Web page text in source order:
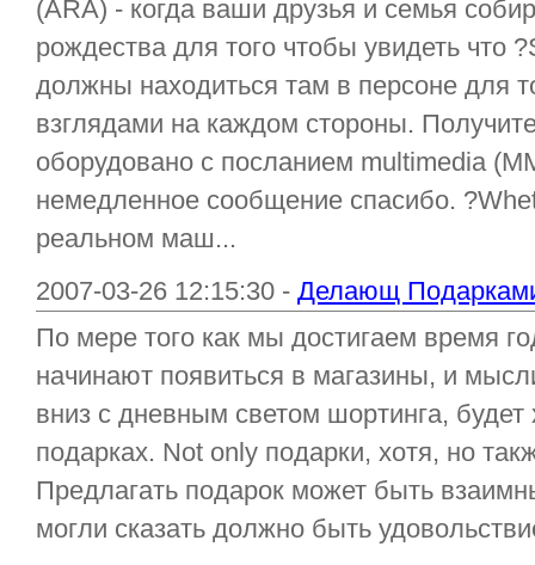
(ARA) - когда ваши друзья и семья
рождества для того чтобы увидеть что
должны находиться там в персоне для
взглядами на каждом стороны.
оборудовано с посланием multimedia
немедленное сообщение спасибо.
реальном маш...
2007-03-26 12:15:30 - Делающ
По мере того как мы достигаем время
начинают появиться в магазины, и
вниз с дневным светом шортинга,
подарках. Not only подарки, хотя, но
Предлагать подарок может быть
могли сказать должно быть